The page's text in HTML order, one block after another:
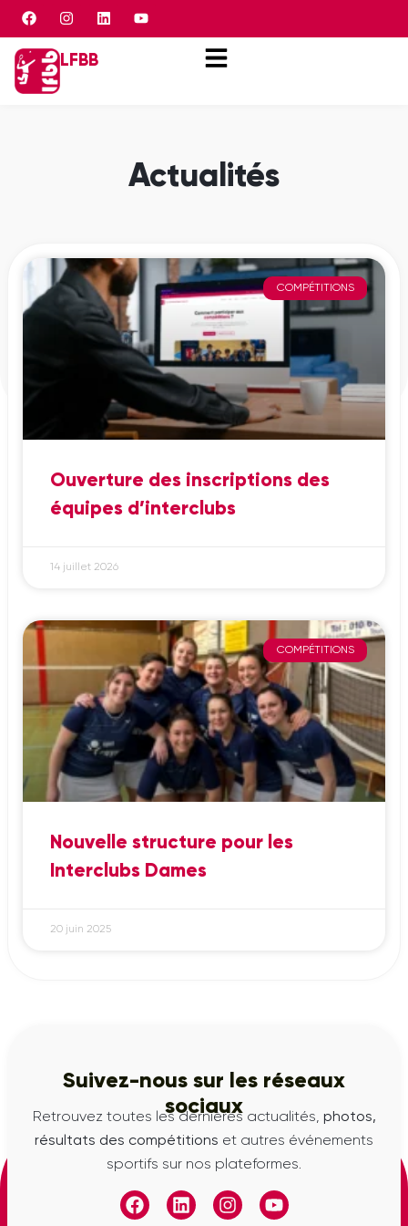
Panneau de gestion des cookies
LFBB
Actualités
COMPÉTITIONS
Ouverture des inscriptions des
équipes d’interclubs
14 juillet 2026
COMPÉTITIONS
Nouvelle structure pour les
Interclubs Dames
20 juin 2025
Suivez-nous sur les réseaux
sociaux
Retrouvez toutes les dernières actualités, photos,
résultats des compétitions et autres événements
sportifs sur nos plateformes.